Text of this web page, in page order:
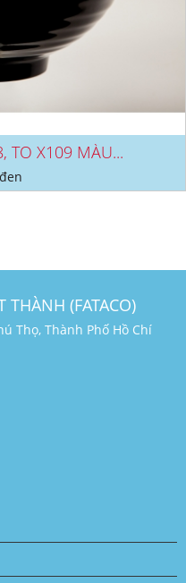
TO X109 MÀU...
THÀNH (FATACO)
Thọ, Thành Phố Hồ Chí